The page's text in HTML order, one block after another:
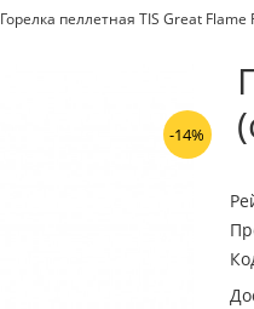
Горелка пеллетная TIS Great
-14%